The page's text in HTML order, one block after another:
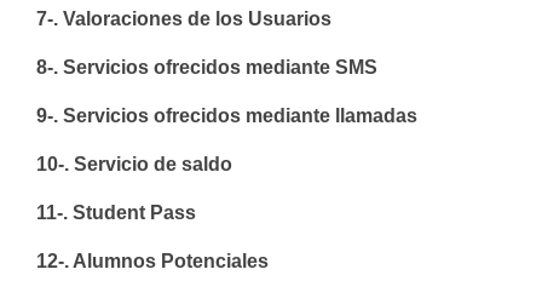
7-. Valoraciones de los Usuarios
8-. Servicios ofrecidos mediante SMS
9-. Servicios ofrecidos mediante llamadas
10-. Servicio de saldo
11-. Student Pass
12-. Alumnos Potenciales